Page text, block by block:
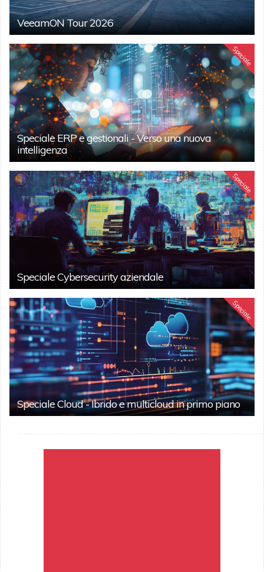
VeeamON Tour 2026
Speciale
Speciale ERP e gestionali - Verso una nuova
intelligenza
Speciale
Speciale Cybersecurity aziendale
Speciale
Speciale Cloud - Ibrido e multicloud in primo piano